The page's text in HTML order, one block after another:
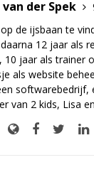
van der Spek
de ijsbaan te
12 jaar als
10 jaar als trainer
als website
softwarebedrijf,
van 2 kids, Lisa